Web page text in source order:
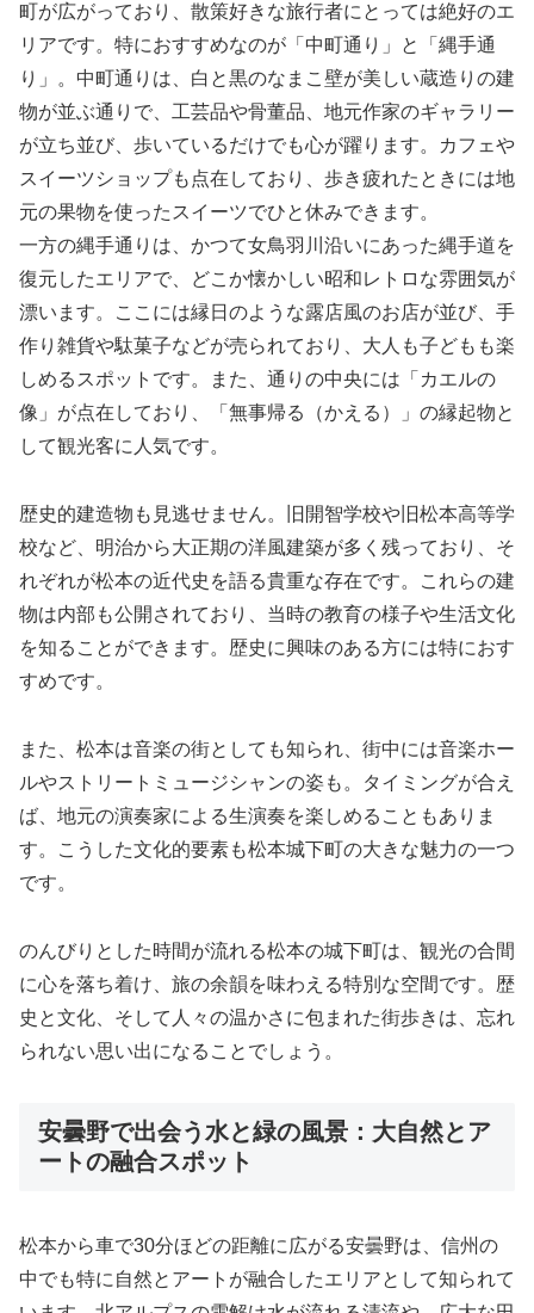
町が広がっており、散策好きな旅行者にとっては絶好のエ
リアです。特におすすめなのが「中町通り」と「縄手通
り」。中町通りは、白と黒のなまこ壁が美しい蔵造りの建
物が並ぶ通りで、工芸品や骨董品、地元作家のギャラリー
が立ち並び、歩いているだけでも心が躍ります。カフェや
スイーツショップも点在しており、歩き疲れたときには地
元の果物を使ったスイーツでひと休みできます。
一方の縄手通りは、かつて女鳥羽川沿いにあった縄手道を
復元したエリアで、どこか懐かしい昭和レトロな雰囲気が
漂います。ここには縁日のような露店風のお店が並び、手
作り雑貨や駄菓子などが売られており、大人も子どもも楽
しめるスポットです。また、通りの中央には「カエルの
像」が点在しており、「無事帰る（かえる）」の縁起物と
して観光客に人気です。
歴史的建造物も見逃せません。旧開智学校や旧松本高等学
校など、明治から大正期の洋風建築が多く残っており、そ
れぞれが松本の近代史を語る貴重な存在です。これらの建
物は内部も公開されており、当時の教育の様子や生活文化
を知ることができます。歴史に興味のある方には特におす
すめです。
また、松本は音楽の街としても知られ、街中には音楽ホー
ルやストリートミュージシャンの姿も。タイミングが合え
ば、地元の演奏家による生演奏を楽しめることもありま
す。こうした文化的要素も松本城下町の大きな魅力の一つ
です。
のんびりとした時間が流れる松本の城下町は、観光の合間
に心を落ち着け、旅の余韻を味わえる特別な空間です。歴
史と文化、そして人々の温かさに包まれた街歩きは、忘れ
られない思い出になることでしょう。
安曇野で出会う水と緑の風景：大自然とア
ートの融合スポット
松本から車で30分ほどの距離に広がる安曇野は、信州の
中でも特に自然とアートが融合したエリアとして知られて